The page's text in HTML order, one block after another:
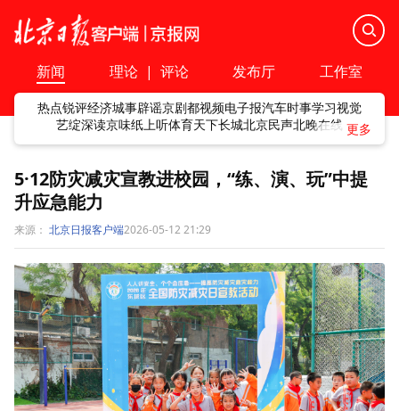
新闻 理论 | 评论 发布厅 工作室
热点锐评经济城事辟谣京剧都视频电子报汽车时事学习视觉
艺绽深读京味纸上听体育天下长城北京民声北晚在线
5·12防灾减灾宣教进校园，“练、演、玩”中提
升应急能力
来源： 北京日报客户端2026-05-12 21:29